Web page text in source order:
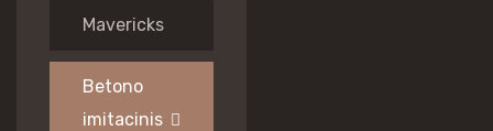
Mavericks
Betono
imitacinis